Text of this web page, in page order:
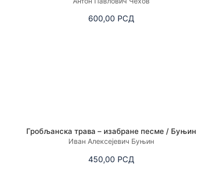
600,00 РСД
Гробљанска трава – изабране песме / Буњин
Иван Алексејевич Буњин
450,00 РСД